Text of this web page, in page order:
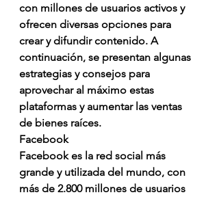
con millones de usuarios activos y
ofrecen diversas opciones para
crear y difundir contenido. A
continuación, se presentan algunas
estrategias y consejos para
aprovechar al máximo estas
plataformas y aumentar las ventas
de bienes raíces.
Facebook
Facebook es la red social más
grande y utilizada del mundo, con
más de 2.800 millones de usuarios